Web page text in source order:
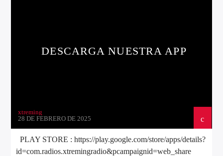
DESCARGA NUESTRA APP
xtreming
28 DE FEBRERO DE 2025
PLAY STORE : https://play.google.com/store/apps/details?
id=com.radios.xtremingradio&pcampaignid=web_share